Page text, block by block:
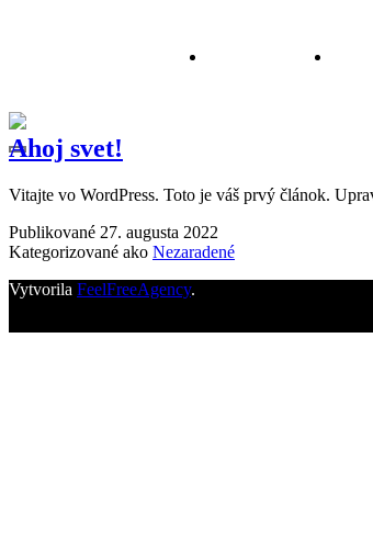
Domov
Ahoj svet!
Vitajte vo WordPress. Toto je váš prvý článok.
Publikované 27. augusta 2022
Kategorizované ako Nezaradené
Vytvorila FeelFreeAgency.